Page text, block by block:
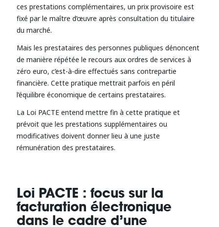
ces prestations complémentaires, un prix provisoire est
fixé par le maître d’œuvre après consultation du titulaire
du marché.
Mais les prestataires des personnes publiques dénoncent
de manière répétée le recours aux ordres de services à
zéro euro, c’est-à-dire effectués sans contrepartie
financière. Cette pratique mettrait parfois en péril
l’équilibre économique de certains prestataires.
La Loi PACTE entend mettre fin à cette pratique et
prévoit que les prestations supplémentaires ou
modificatives doivent donner lieu à une juste
rémunération des prestataires.
Loi PACTE : focus sur la
facturation électronique
dans le cadre d’une